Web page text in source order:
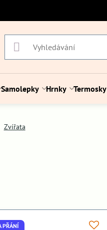
Samolepky Hrnky Termosky
Zvířata
PŘÁNÍ